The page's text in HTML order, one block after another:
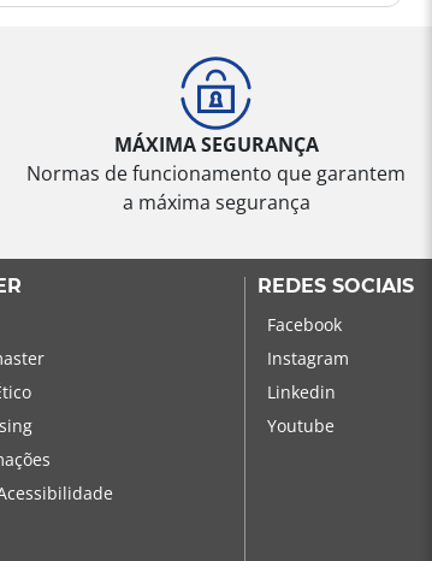
MÁXIMA SEGURANÇA
Normas de funcionamento que garantem
a máxima segurança
REDES SOCIAIS
Facebook
Instagram
Linkedin
Youtube